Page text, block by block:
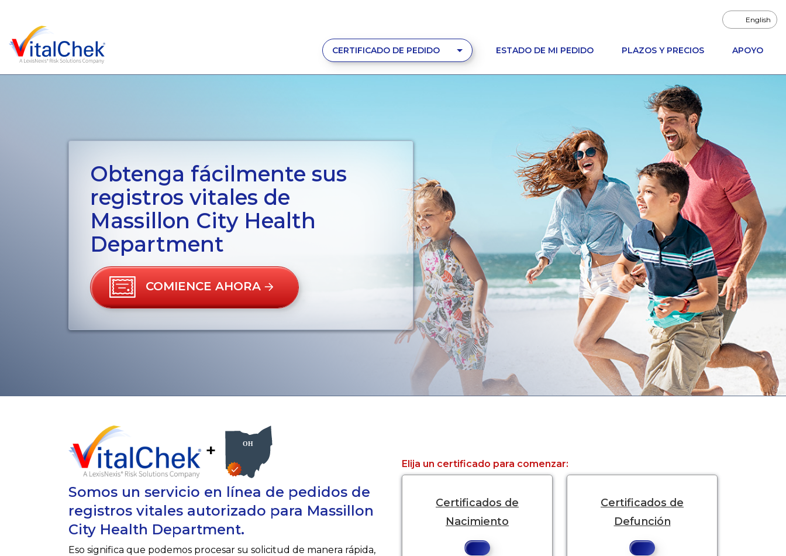
English
CERTIFICADO DE PEDIDO ESTADO DE MI PEDIDO PLAZOS Y PRECIOS APOYO
Obtenga fácilmente sus
registros vitales de
Massillon City Health
Department
COMIENCE AHORA
+
Somos un servicio en línea de pedidos de
registros vitales autorizado para Massillon
City Health Department.
Eso significa que podemos procesar su solicitud de manera rápida,
Elija un certificado para comenzar:
Certificados de
Nacimiento
Certificados de
Defunción